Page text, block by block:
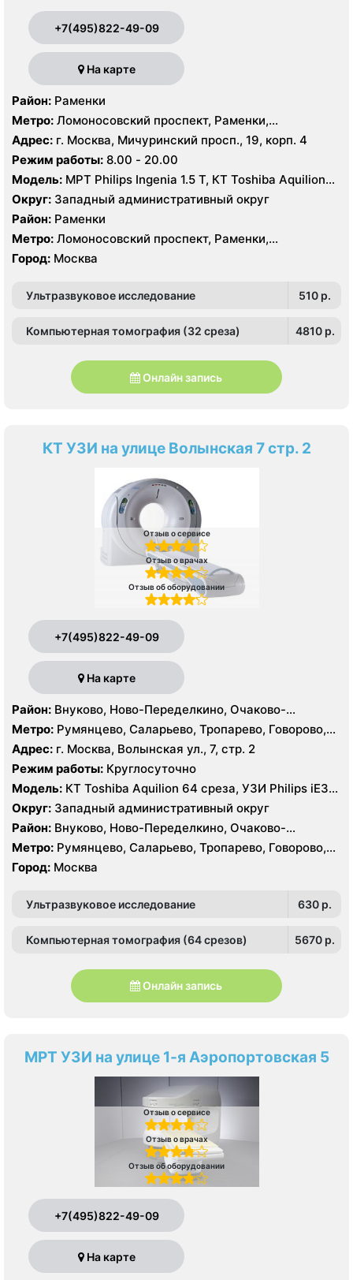
+7(495)822-49-09
На карте
Район: Раменки
Метро: Ломоносовский проспект, Раменки,
Мичуринский проспект
Адрес: г. Москва, Мичуринский просп., 19, корп. 4
Режим работы: 8.00 - 20.00
Модель: МРТ Philips Ingenia 1.5 T, КТ Toshiba Aquilion
32 среза, УЗИ GE Logiq-9, Philips iU22
Округ: Западный административный округ
Район: Раменки
Метро: Ломоносовский проспект, Раменки,
Мичуринский проспект
Город: Москва
Ультразвуковое исследование 510 p.
Компьютерная томография (32 среза) 4810 p.
Онлайн запись
КТ УЗИ на улице Волынская 7 стр. 2
Отзыв о сервисе
Отзыв о врачах
Отзыв об оборудовании
+7(495)822-49-09
На карте
Район: Внуково, Ново-Переделкино, Очаково-
Матвеевское, Проспект Вернадского, Солнцево,
Тропарёво-Никулино
Метро: Румянцево, Саларьево, Тропарево, Говорово,
Рассказовка, Солнцево, Филатов Луг, Боровское
шоссе
Адрес: г. Москва, Волынская ул., 7, стр. 2
Режим работы: Круглосуточно
Модель: КТ Toshiba Aquilion 64 среза, УЗИ Philips iE33,
GE Logiq P6, Medison MySono U5
Округ: Западный административный округ
Район: Внуково, Ново-Переделкино, Очаково-
Матвеевское, Проспект Вернадского, Солнцево,
Тропарёво-Никулино
Метро: Румянцево, Саларьево, Тропарево, Говорово,
Рассказовка, Солнцево, Филатов Луг, Боровское
шоссе
Город: Москва
Ультразвуковое исследование 630 p.
Компьютерная томография (64 срезов) 5670 p.
Онлайн запись
МРТ УЗИ на улице 1-я Аэропортовская 5
Отзыв о сервисе
Отзыв о врачах
Отзыв об оборудовании
+7(495)822-49-09
На карте